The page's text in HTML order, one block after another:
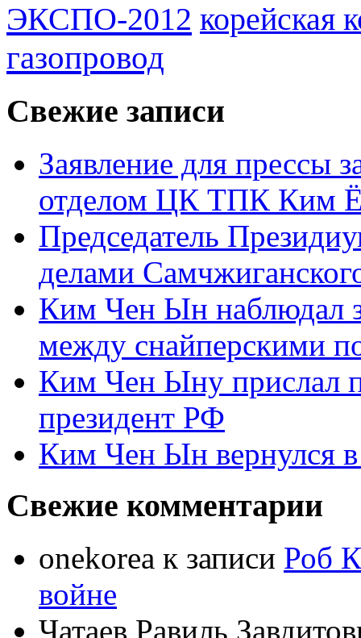
ЭКСПО-2012 корейская
газопровод
Свежие записи
Заявление для прессы
отделом ЦК ТПК Ким
Председатель
делами
Ким Чен Ын наблюдал
между снайперскими
Ким Чен Ыну прислал
президент РФ
Ким Чен Ын вернулся
Свежие комментарии
onekorea к записи Роб
войне
Чатаев Равиль